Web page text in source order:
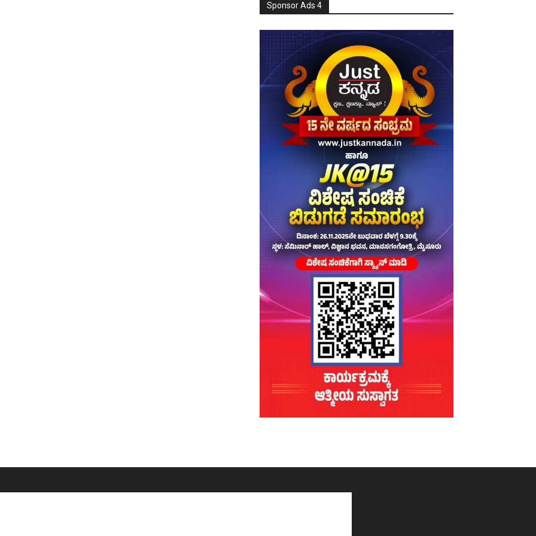
Sponsor Ads 4